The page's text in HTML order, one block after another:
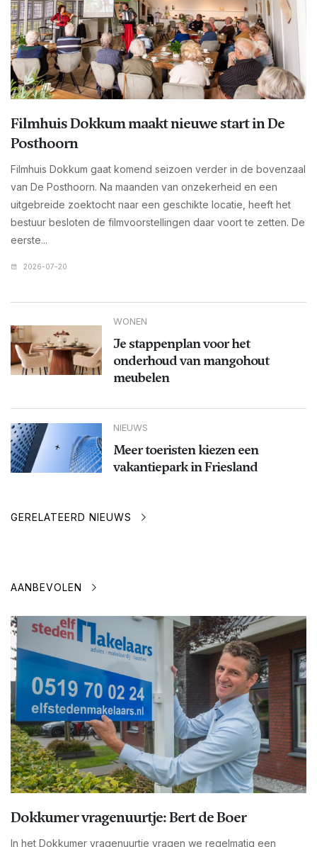
Filmhuis Dokkum maakt nieuwe start in De
Posthoorn
Filmhuis Dokkum gaat komend seizoen verder in de bovenzaal
van De Posthoorn. Na maanden van onzekerheid en een
uitgebreide zoektocht naar een geschikte locatie, heeft het
bestuur besloten de filmvoorstellingen daar voort te zetten. De
eerste...
2026-07-20
WONEN
Je stappenplan voor het
onderhoud van mangohout
meubelen
NIEUWS
Meer toeristen kiezen een
vakantiepark in Friesland
GERELATEERD NIEUWS
AANBEVOLEN
Dokkumer vragenuurtje: Bert de Boer
In het Dokkumer vragenuurtje vragen we regelmatig een